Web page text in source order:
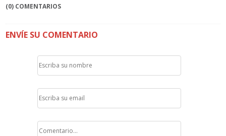
(0) COMENTARIOS
ENVÍE SU COMENTARIO